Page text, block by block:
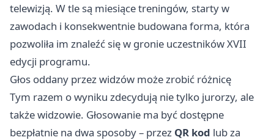
telewizją. W tle są miesiące treningów, starty w
zawodach i konsekwentnie budowana forma, która
pozwoliła im znaleźć się w gronie uczestników XVII
edycji programu.
Głos oddany przez widzów może zrobić różnicę
Tym razem o wyniku zdecydują nie tylko jurorzy, ale
także widzowie. Głosowanie ma być dostępne
bezpłatnie na dwa sposoby – przez QR kod lub za